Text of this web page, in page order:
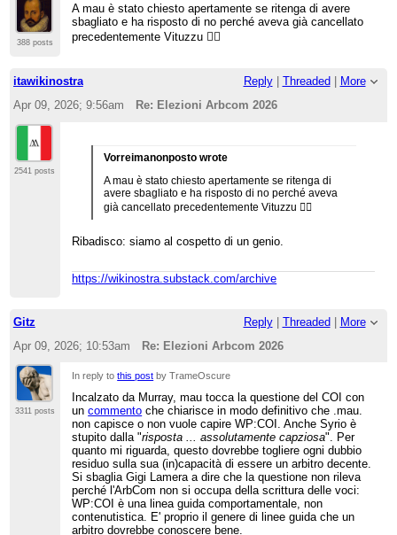
388 posts
A mau è stato chiesto apertamente se ritenga di avere
sbagliato e ha risposto di no perché aveva già cancellato
precedentemente Vituzzu 🤦‍♂️
itawikinostra Reply| Threaded
More
Apr 09, 2026; 9:56am
Re: Elezioni Arbcom 2026
2541 posts
Vorreimanonposto wrote
A mau è stato chiesto apertamente se ritenga di
avere sbagliato e ha risposto di no perché aveva
già cancellato precedentemente Vituzzu 🤦‍♂️
Ribadisco: siamo al cospetto di un genio.
https://wikinostra.substack.com/archive
Gitz Reply| Threaded | More
Apr 09, 2026; 10:53am
Re: Elezioni Arbcom 2026
3311 posts
In reply tothis post by TrameOscure
Incalzato da Murray, mau tocca la questione del COI con
uncommento che chiarisce in modo definitivo che .mau.
non capisce o non vuole capire WP:COI. Anche Syrio è
stupito dalla "risposta ... assolutamente capziosa". Per
quanto mi riguarda, questo dovrebbe togliere ogni dubbio
residuo sulla sua (in)capacità di essere un arbitro decente.
Si sbaglia Gigi Lamera a dire che la questione non rileva
perché l'ArbCom non si occupa della scrittura delle voci:
WP:COI è una linea guida comportamentale, non
contenutistica. E' proprio il genere di linee guida che un
arbitro dovrebbe conoscere bene.